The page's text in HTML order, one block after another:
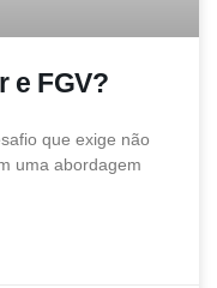
e FGV?
que exige não
uma abordagem